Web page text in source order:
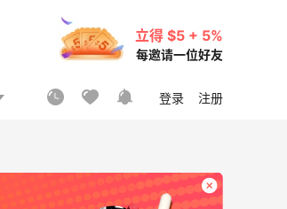
立得 $5 + 5%
每邀请一位好友
登录 注册